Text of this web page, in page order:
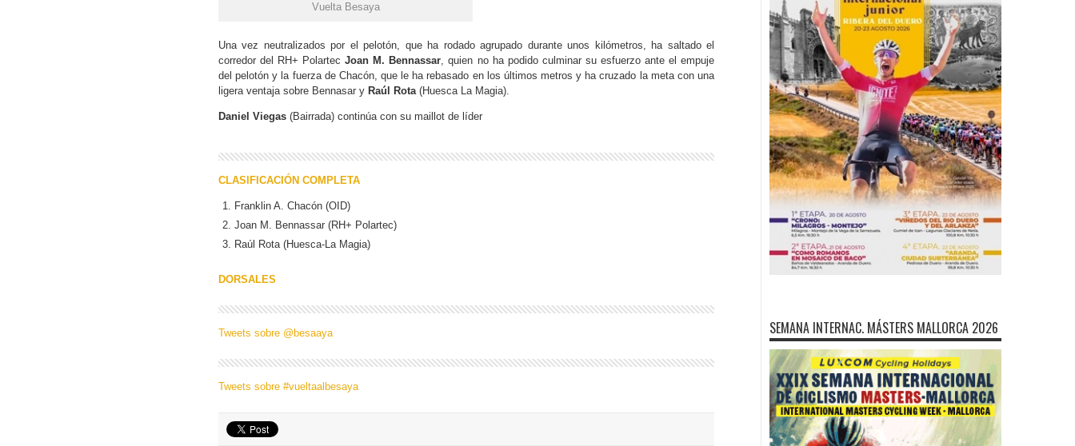
Vuelta Besaya
Una vez neutralizados por el pelotón, que ha rodado agrupado durante unos kilómetros, ha saltado el
corredor del RH+ Polartec Joan M. Bennassar, quien no ha podido culminar su esfuerzo ante el empuje
del pelotón y la fuerza de Chacón, que le ha rebasado en los últimos metros y ha cruzado la meta con una
ligera ventaja sobre Bennasar y Raúl Rota(Huesca La Magia).
Daniel Viegas (Bairrada) continúa con su maillot de líder
CLASIFICACIÓN COMPLETA
Franklin A. Chacón (OID)
Joan M. Bennassar (RH+ Polartec)
Raúl Rota (Huesca-La Magia)
DORSALES
Tweets sobre @besaaya
Tweets sobre #vueltaalbesaya
SEMANA INTERNAC. MÁSTERS MALLORCA 2026